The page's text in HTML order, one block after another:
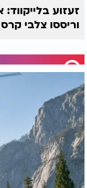
זעזוע
וריססו צלבי קרס